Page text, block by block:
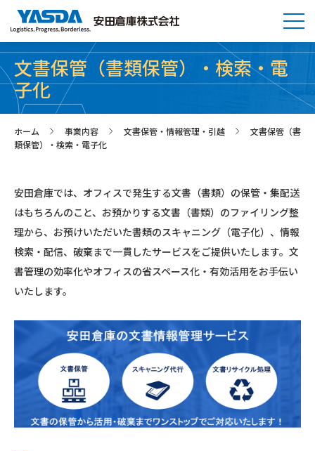
文書保管（書類保管）・検索・電
子化
ホーム 事業内容 文書保管・情報管理・引越
文書保管（書
類保管）・検索・電子化
安田倉庫では、オフィスで発生する文書（書類）の保管・集配送
はもちろんのこと、お預かりする文書（書類）のファイリング整
理から、お預けいただいた書類のスキャニング（電子化）、情報
検索・配信、破棄まで一貫したサービスをご提供いたします。文
書管理の効率化やオフィスの省スペース化・有効活用をお手伝い
いたします。